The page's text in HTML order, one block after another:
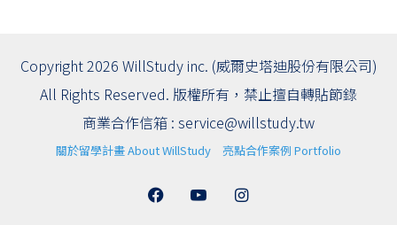
Copyright 2026 WillStudy inc. (威爾史塔迪股份有限公司)
All Rights Reserved. 版權所有，禁止擅自轉貼節錄
商業合作信箱 : service@willstudy.tw
關於留學計畫 About WillStudy 亮點合作案例 Portfolio
Facebook
YouTubeInstagram